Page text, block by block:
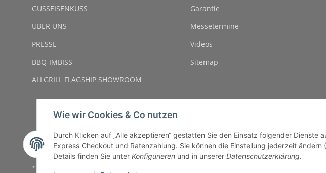
GUSSEISENKUSS
ÜBER UNS
PRESSE
BBQ-IMBISS
ALLGRILL FLAGSHIP SHOWROOM
Garantie
Messetermine
Videos
Sitemap
* Alle Preise inkl. gesetzlicher USt., zzgl.
Wie wir Cookies & Co nutzen
Durch Klicken auf „Alle akzeptieren“ gestatten Sie den Einsatz folgender Dienste
Express Checkout und Ratenzahlung. Sie können die Einstellung jederzeit
Details finden Sie unter Konfigurieren und in unserer Datenschutzerklärung.